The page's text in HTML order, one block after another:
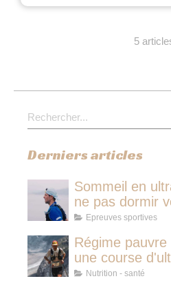
5
Rechercher
Derniers articles
Sommeil en
ne pas dormir
plus de temps
Epreuves sportives
Régime
une course
protocole
Nutrition - santé